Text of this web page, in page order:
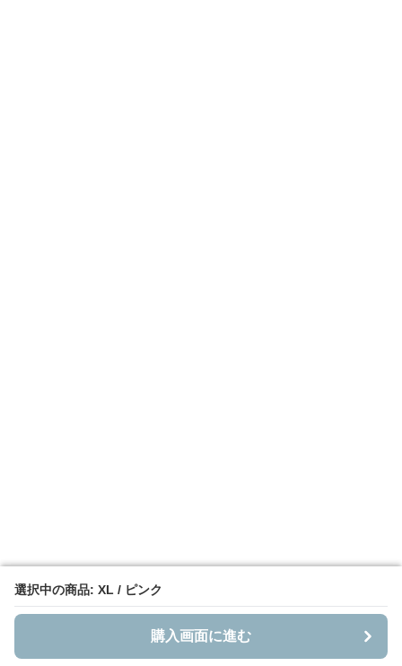
選択中の商品: XL / ピンク
購入画面に進む
選択中の商品: XL / ピンク
購入画面に進む